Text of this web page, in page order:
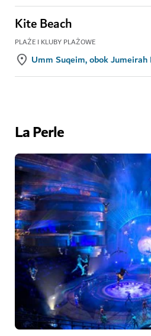
Kite Beach
PLAŻE I KLUBY PLAŻOWE
Umm Suqeim, obok Jumeirah
La Perle